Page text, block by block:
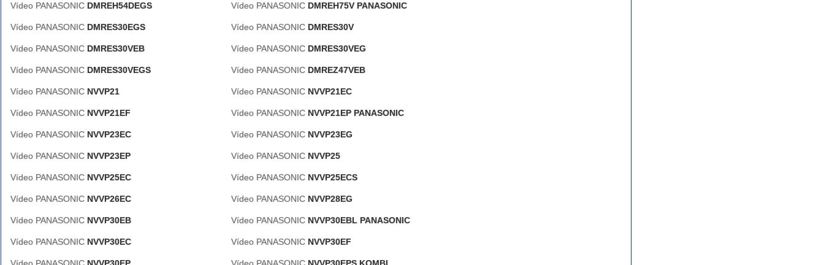
Vídeo PANASONIC DMREH54DEGS Vídeo PANASONIC DMREH75V PANASONIC
Vídeo PANASONIC DMRES30EGS Vídeo PANASONIC DMRES30V
Vídeo PANASONIC DMRES30VEB Vídeo PANASONIC DMRES30VEG
Vídeo PANASONIC DMRES30VEGS Vídeo PANASONIC DMREZ47VEB
Vídeo PANASONIC NVVP21 Vídeo PANASONIC NVVP21EC
Vídeo PANASONIC NVVP21EF Vídeo PANASONIC NVVP21EP PANASONIC
Vídeo PANASONIC NVVP23EC Vídeo PANASONIC NVVP23EG
Vídeo PANASONIC NVVP23EP Vídeo PANASONIC NVVP25
Vídeo PANASONIC NVVP25EC Vídeo PANASONIC NVVP25ECS
Vídeo PANASONIC NVVP26EC Vídeo PANASONIC NVVP28EG
Vídeo PANASONIC NVVP30EB Vídeo PANASONIC NVVP30EBL PANASONIC
Vídeo PANASONIC NVVP30EC Vídeo PANASONIC NVVP30EF